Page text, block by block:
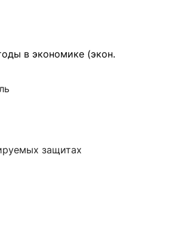
в экономике (экон.
защитах